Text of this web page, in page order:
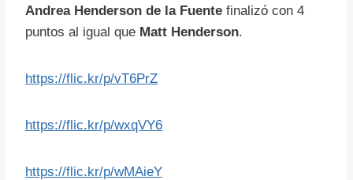
Andrea Henderson de la Fuente finalizó con 4
puntos al igual que Matt Henderson.
https://flic.kr/p/vT6PrZ
https://flic.kr/p/wxqVY6
https://flic.kr/p/wMAieY